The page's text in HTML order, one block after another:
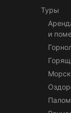
Туры
и